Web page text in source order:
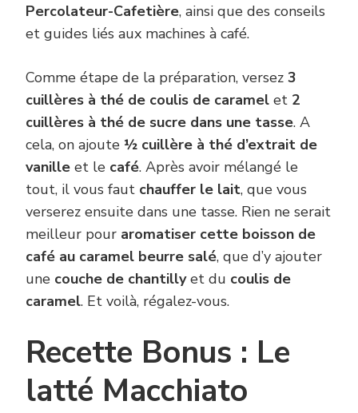
Percolateur-Cafetière, ainsi que des conseils
et guides liés aux machines à café.
Comme étape de la préparation, versez 3
cuillères à thé de coulis de caramel et 2
cuillères à thé de sucre dans une tasse. A
cela, on ajoute ½ cuillère à thé d’extrait de
vanille et le café. Après avoir mélangé le
tout, il vous faut chauffer le lait, que vous
verserez ensuite dans une tasse. Rien ne serait
meilleur pour aromatiser cette boisson de
café au caramel beurre salé, que d’y ajouter
une couche de chantillyet du coulis de
caramel. Et voilà, régalez-vous.
Recette Bonus : Le
latté Macchiato